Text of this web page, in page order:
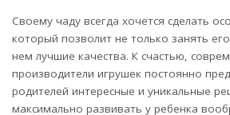
Своему чаду всегда хочется сделать
который позволит не только занять
нем лучшие качества. К счастью,
производители игрушек постоянно
родителей интересные и уникальные
максимально развивать у ребенка